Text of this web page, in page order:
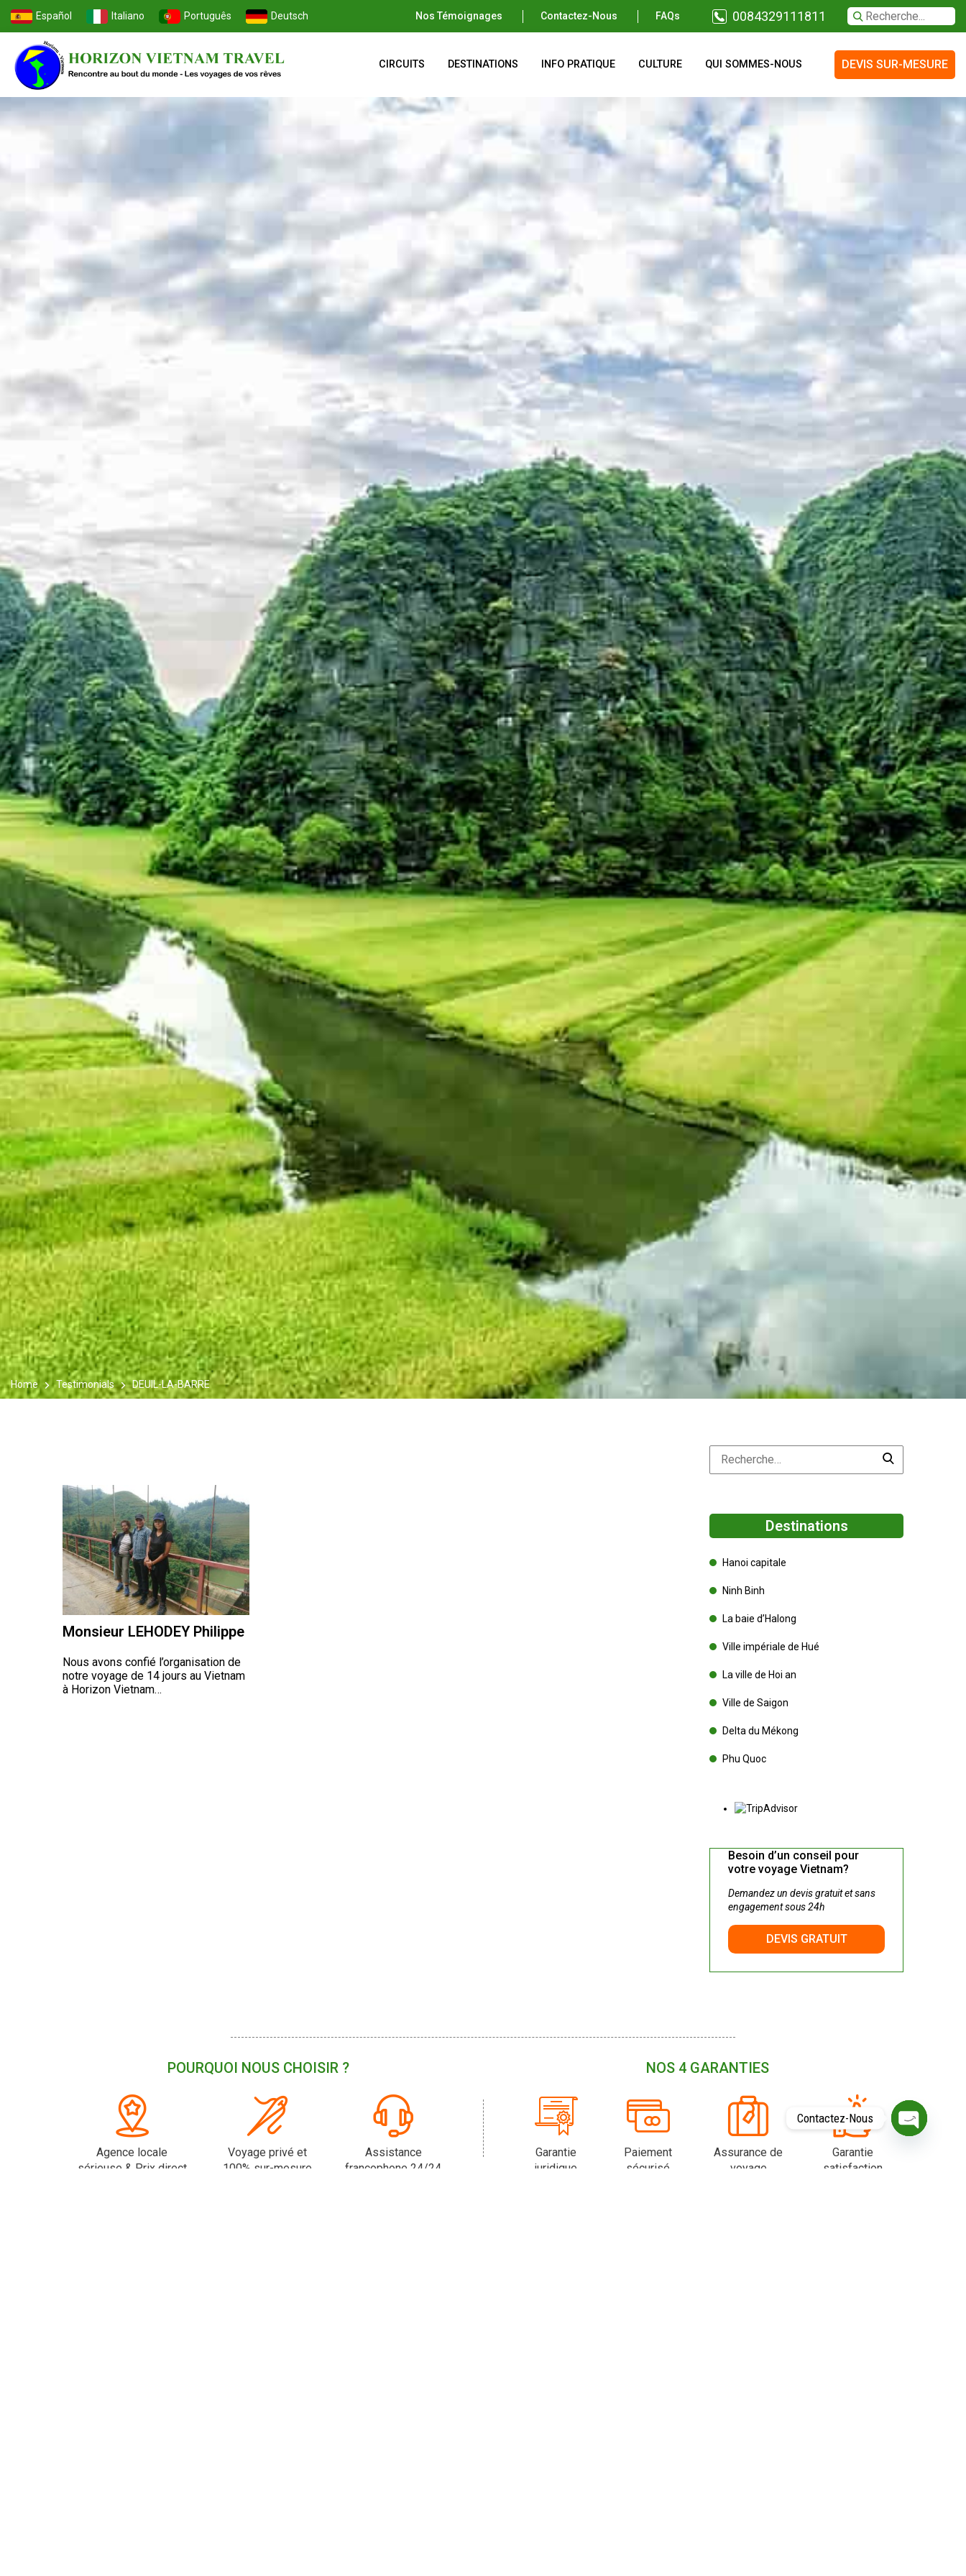
Español Italiano Português Deutsch Nos Témoignages Contactez-Nous FAQs 0084329111811
CIRCUITS DESTINATIONS INFO PRATIQUE CULTURE QUI SOMMES-NOUS DEVIS SUR-MESURE
Home Testimonials DEUIL-LA-BARRE
Monsieur LEHODEY Philippe
Nous avons confié l’organisation de
notre voyage de 14 jours au Vietnam
à Horizon Vietnam…
Destinations
Hanoi capitale
Ninh Binh
La baie d’Halong
Ville impériale de Hué
La ville de Hoi an
Ville de Saigon
Delta du Mékong
Phu Quoc
Besoin d’un conseil pour
votre voyage Vietnam?
Demandez un devis gratuit et sans
engagement sous 24h
DEVIS GRATUIT
POURQUOI NOUS CHOISIR ?
Agence locale
sérieuse & Prix direct
Voyage privé et
100% sur-mesure
Assistance
francophone 24/24
NOS 4 GARANTIES
Garantie
juridique
Paiement
sécurisé
Assurance de
voyage
Garantie
satisfaction
Contactez-Nous
O